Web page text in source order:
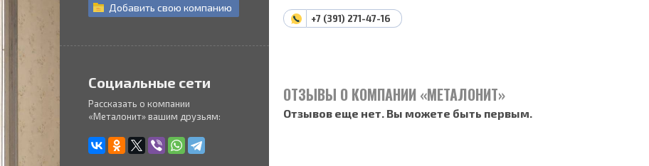
Добавить свою компанию
Социальные сети
Рассказать о компании
«Металонит» вашим друзьям:
+7 (391) 271-47-16
ОТЗЫВЫ О КОМПАНИИ «МЕТАЛОНИТ»
Отзывов еще нет. Вы можете быть первым.